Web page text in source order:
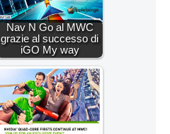
Nav N Go al MWC
grazie al successo di
iGO My way